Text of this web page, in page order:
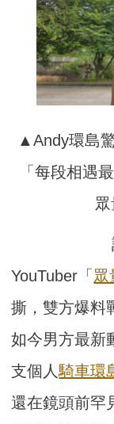
▲Andy環島
「每段相遇
YouTuber「 眾
撕，雙方爆料
如今男方最新
支個人騎車環
還在鏡頭前罕